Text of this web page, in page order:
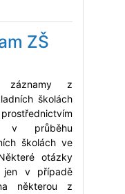
ZŠ
záznamy z
školách
v průběhu
školách ve
otázky
jen v případě
některou z